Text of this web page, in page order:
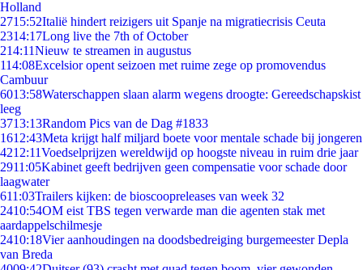
Holland
2715:52Italië hindert reizigers uit Spanje na migratiecrisis Ceuta
2314:17Long live the 7th of October
214:11Nieuw te streamen in augustus
114:08Excelsior opent seizoen met ruime zege op promovendus
Cambuur
6013:58Waterschappen slaan alarm wegens droogte: Gereedschapskist
leeg
3713:13Random Pics van de Dag #1833
1612:43Meta krijgt half miljard boete voor mentale schade bij jongeren
4212:11Voedselprijzen wereldwijd op hoogste niveau in ruim drie jaar
2911:05Kabinet geeft bedrijven geen compensatie voor schade door
laagwater
611:03Trailers kijken: de bioscoopreleases van week 32
2410:54OM eist TBS tegen verwarde man die agenten stak met
aardappelschilmesje
2410:18Vier aanhoudingen na doodsbedreiging burgemeester Depla
van Breda